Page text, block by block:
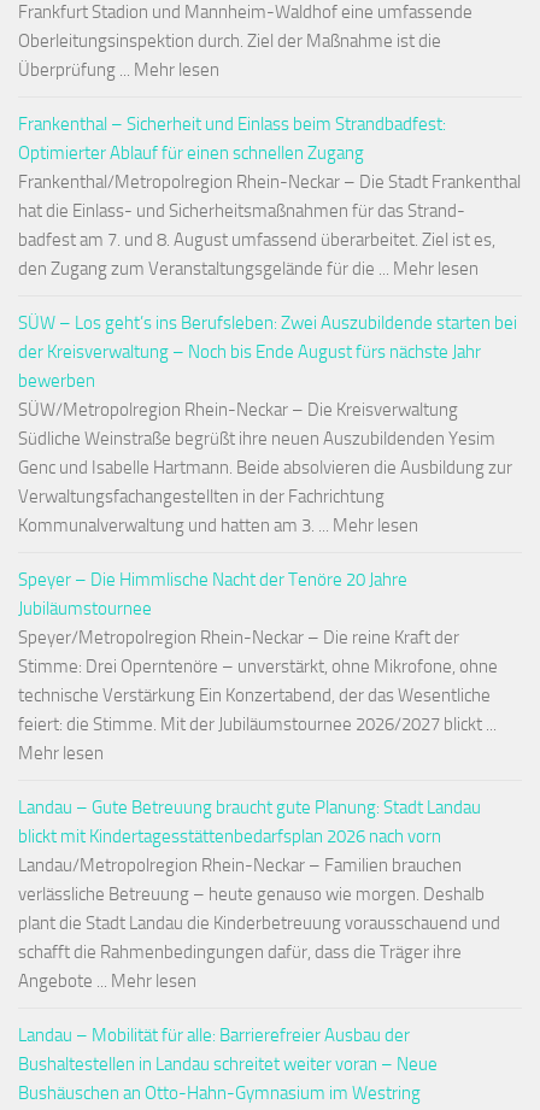
Frankfurt Stadion und Mannheim-Waldhof eine umfassende
Oberleitungsinspektion durch. Ziel der Maßnahme ist die
Überprüfung ... Mehr lesen
Frankenthal – Sicherheit und Einlass beim Strandbadfest:
Optimierter Ablauf für einen schnellen Zugang
Frankenthal/Metropolregion Rhein-Neckar – Die Stadt Frankenthal
hat die Einlass- und Sicherheitsmaßnahmen für das Strand-
badfest am 7. und 8. August umfassend überarbeitet. Ziel ist es,
den Zugang zum Veranstaltungsgelände für die ... Mehr lesen
SÜW – Los geht’s ins Berufsleben: Zwei Auszubildende starten bei
der Kreisverwaltung – Noch bis Ende August fürs nächste Jahr
bewerben
SÜW/Metropolregion Rhein-Neckar – Die Kreisverwaltung
Südliche Weinstraße begrüßt ihre neuen Auszubildenden Yesim
Genc und Isabelle Hartmann. Beide absolvieren die Ausbildung zur
Verwaltungsfachangestellten in der Fachrichtung
Kommunalverwaltung und hatten am 3. ... Mehr lesen
Speyer – Die Himmlische Nacht der Tenöre 20 Jahre
Jubiläumstournee
Speyer/Metropolregion Rhein-Neckar – Die reine Kraft der
Stimme: Drei Operntenöre – unverstärkt, ohne Mikrofone, ohne
technische Verstärkung Ein Konzertabend, der das Wesentliche
feiert: die Stimme. Mit der Jubiläumstournee 2026/2027 blickt ...
Mehr lesen
Landau – Gute Betreuung braucht gute Planung: Stadt Landau
blickt mit Kindertagesstättenbedarfsplan 2026 nach vorn
Landau/Metropolregion Rhein-Neckar – Familien brauchen
verlässliche Betreuung – heute genauso wie morgen. Deshalb
plant die Stadt Landau die Kinderbetreuung vorausschauend und
schafft die Rahmenbedingungen dafür, dass die Träger ihre
Angebote ... Mehr lesen
Landau – Mobilität für alle: Barrierefreier Ausbau der
Bushaltestellen in Landau schreitet weiter voran – Neue
Bushäuschen an Otto-Hahn-Gymnasium im Westring